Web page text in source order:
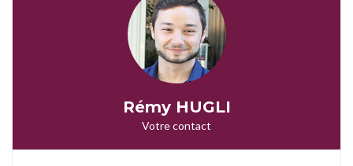
Rémy HUGLI
Votre contact